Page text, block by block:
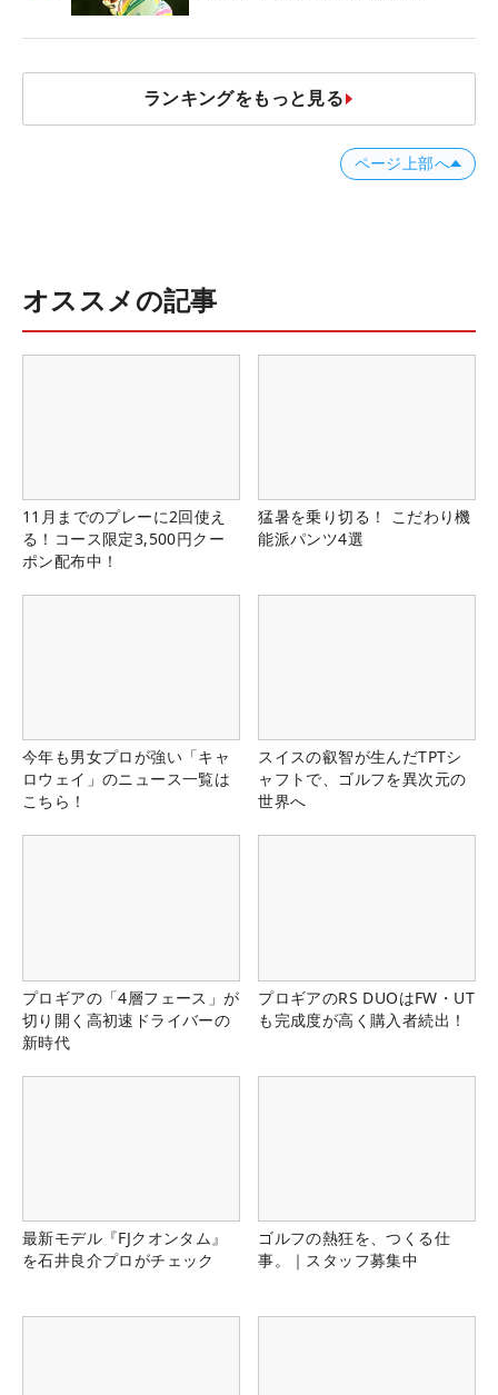
ランキングをもっと見る
ページ上部へ
オススメの記事
11月までのプレーに2回使え
る！コース限定3,500円クー
ポン配布中！
猛暑を乗り切る！ こだわり機
能派パンツ4選
今年も男女プロが強い「キャ
ロウェイ」のニュース一覧は
こちら！
スイスの叡智が生んだTPTシ
ャフトで、ゴルフを異次元の
世界へ
プロギアの「4層フェース」が
切り開く高初速ドライバーの
新時代
プロギアのRS DUOはFW・UT
も完成度が高く購入者続出！
最新モデル『FJクオンタム』
を石井良介プロがチェック
ゴルフの熱狂を、つくる仕
事。｜スタッフ募集中